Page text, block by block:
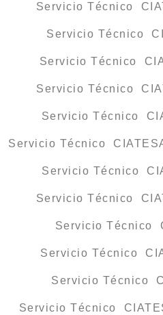
Servicio Técnico
Servicio Técnico
Servicio Técnico
Servicio Técnico
Servicio Técnico
Servicio Técnico
Servicio Técnico
Servicio Técnico
Servicio Técnico
Servicio Técnico
Servicio Técnico
Servicio Técnico